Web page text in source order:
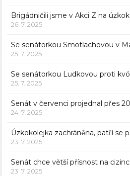
Brigádničili jsme v Akci Z na
26. 7. 2025
Se senátorkou Smotlachovou v
25. 7. 2025
Se senátorkou Ludkovou proti
25. 7. 2025
Senát v červenci projednal přes
24. 7. 2025
Úzkokolejka zachráněna, patří se
23. 7. 2025
Senát chce větší přísnost na
23. 7. 2025